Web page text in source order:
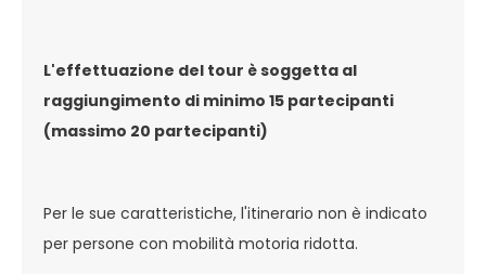
L'effettuazione del tour è soggetta al
raggiungimento di minimo 15 partecipanti
(massimo 20 partecipanti)
Per le sue caratteristiche, l'itinerario non è indicato
per persone con mobilità motoria ridotta.